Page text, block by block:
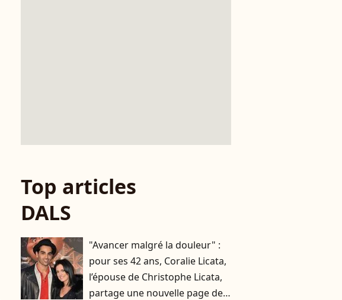
Top articles
DALS
"Avancer malgré la douleur" :
pour ses 42 ans, Coralie Licata,
l’épouse de Christophe Licata,
partage une nouvelle page de